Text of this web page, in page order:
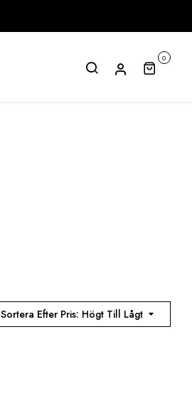
0
Sortera Efter Pris: Högt Till Lågt